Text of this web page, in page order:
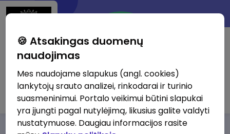
Fantasmagoria, IĮ
https://www.fantasmagoria.eu
🍪 Atsakingas duomenų
naudojimas
Mes naudojame slapukus (angl. cookies)
lankytojų srauto analizei, rinkodarai ir turinio
suasmeninimui. Portalo veikimui būtini slapukai
yra įjungti pagal nutylėjimą, likusius galite valdyti
nustatymuose. Daugiau informacijos rasite